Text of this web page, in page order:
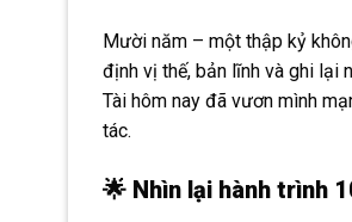
Mười năm – một thập kỷ
định vị thế, bản lĩnh và ghi
Tài hôm nay đã vươn mình
tác.
🌟 Nhìn lại hành trình